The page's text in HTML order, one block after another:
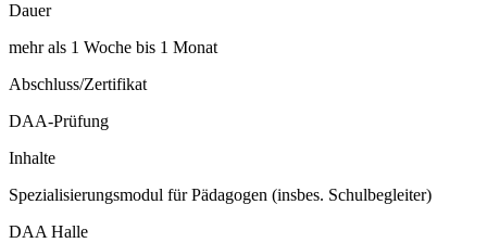
Dauer
mehr als 1 Woche bis 1 Monat
Abschluss/Zertifikat
DAA-Prüfung
Inhalte
Spezialisierungsmodul für Pädagogen (insbes. Schulbegleiter)
DAA Halle